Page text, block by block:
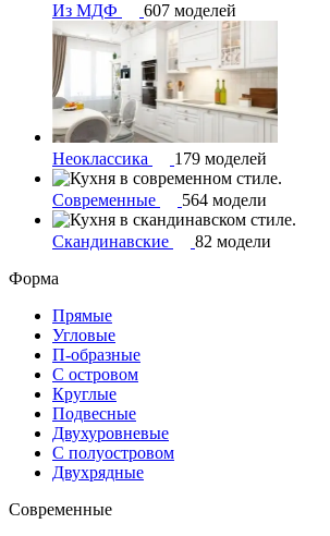
Из МДФ 607 моделей
Неоклассика 179 моделей
Современные 564 модели
Скандинавские
82 модели
Форма
Прямые
Угловые
П-образные
С островом
Круглые
Подвесные
Двухуровневые
С полуостровом
Двухрядные
Современные